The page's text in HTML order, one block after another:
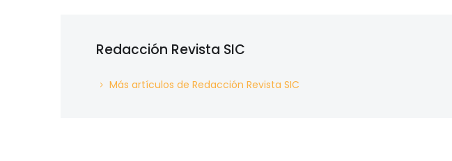
Redacción Revista SIC
Más artículos de Redacción Revista SIC